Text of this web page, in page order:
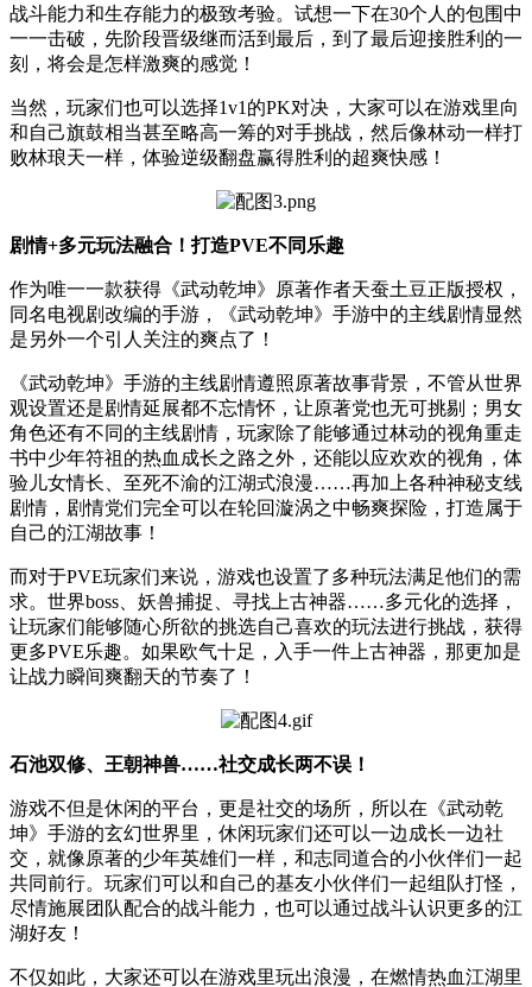
战斗能力和生存能力的极致考验。试想一下在30个人的包围中
一一击破，先阶段晋级继而活到最后，到了最后迎接胜利的一
刻，将会是怎样激爽的感觉！
当然，玩家们也可以选择1v1的PK对决，大家可以在游戏里向
和自己旗鼓相当甚至略高一筹的对手挑战，然后像林动一样打
败林琅天一样，体验逆级翻盘赢得胜利的超爽快感！
剧情+多元玩法融合！打造PVE不同乐趣
作为唯一一款获得《武动乾坤》原著作者天蚕土豆正版授权，
同名电视剧改编的手游，《武动乾坤》手游中的主线剧情显然
是另外一个引人关注的爽点了！
《武动乾坤》手游的主线剧情遵照原著故事背景，不管从世界
观设置还是剧情延展都不忘情怀，让原著党也无可挑剔；男女
角色还有不同的主线剧情，玩家除了能够通过林动的视角重走
书中少年符祖的热血成长之路之外，还能以应欢欢的视角，体
验儿女情长、至死不渝的江湖式浪漫……再加上各种神秘支线
剧情，剧情党们完全可以在轮回漩涡之中畅爽探险，打造属于
自己的江湖故事！
而对于PVE玩家们来说，游戏也设置了多种玩法满足他们的需
求。世界boss、妖兽捕捉、寻找上古神器……多元化的选择，
让玩家们能够随心所欲的挑选自己喜欢的玩法进行挑战，获得
更多PVE乐趣。如果欧气十足，入手一件上古神器，那更加是
让战力瞬间爽翻天的节奏了！
石池双修、王朝神兽……社交成长两不误！
游戏不但是休闲的平台，更是社交的场所，所以在《武动乾
坤》手游的玄幻世界里，休闲玩家们还可以一边成长一边社
交，就像原著的少年英雄们一样，和志同道合的小伙伴们一起
共同前行。玩家们可以和自己的基友小伙伴们一起组队打怪，
尽情施展团队配合的战斗能力，也可以通过战斗认识更多的江
湖好友！
不仅如此，大家还可以在游戏里玩出浪漫，在燃情热血江湖里